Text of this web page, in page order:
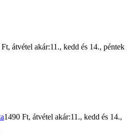
Ft, átvétel akár:11., kedd és 14., péntek
1490 Ft, átvétel akár:11., kedd és 14.,